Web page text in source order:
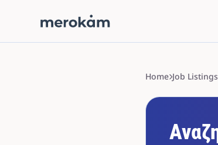
Home Job Listings